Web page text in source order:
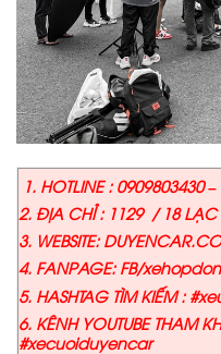
1. HOTLINE : 0909803430
2. ĐỊA CHỈ : 1129 / 18 LẠC
3. WEBSITE:
4. FANPAGE: FB/
5. HASHTAG TÌM KIẾM :
6. KÊNH YOUTUBE
#xecuoiduyencar